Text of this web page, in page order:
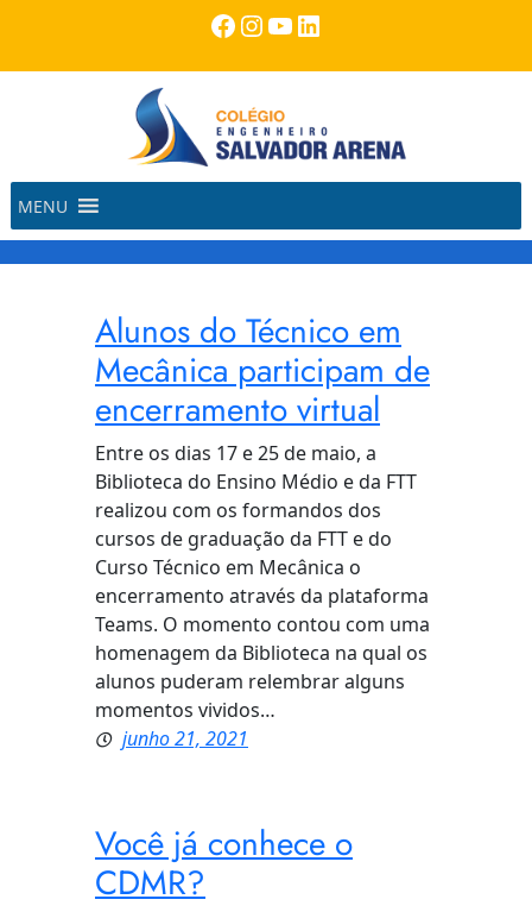
o
Facebook
Instagram
Youtube
LinkedIn
MENU
Alunos do Técnico em
Mecânica participam de
encerramento virtual
Entre os dias 17 e 25 de maio, a
Biblioteca do Ensino Médio e da FTT
realizou com os formandos dos
cursos de graduação da FTT e do
Curso Técnico em Mecânica o
encerramento através da plataforma
Teams. O momento contou com uma
homenagem da Biblioteca na qual os
alunos puderam relembrar alguns
momentos vividos…
junho 21, 2021
Você já conhece o
CDMR?